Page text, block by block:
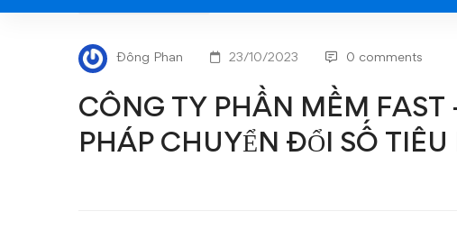
CÔNG
TY
PHẦN
MỀM
Đông Phan 23/10/2023 0 comments
CÔNG TY PHẦN MỀM FAST
PHÁP CHUYỂN ĐỔI SỐ TIÊU